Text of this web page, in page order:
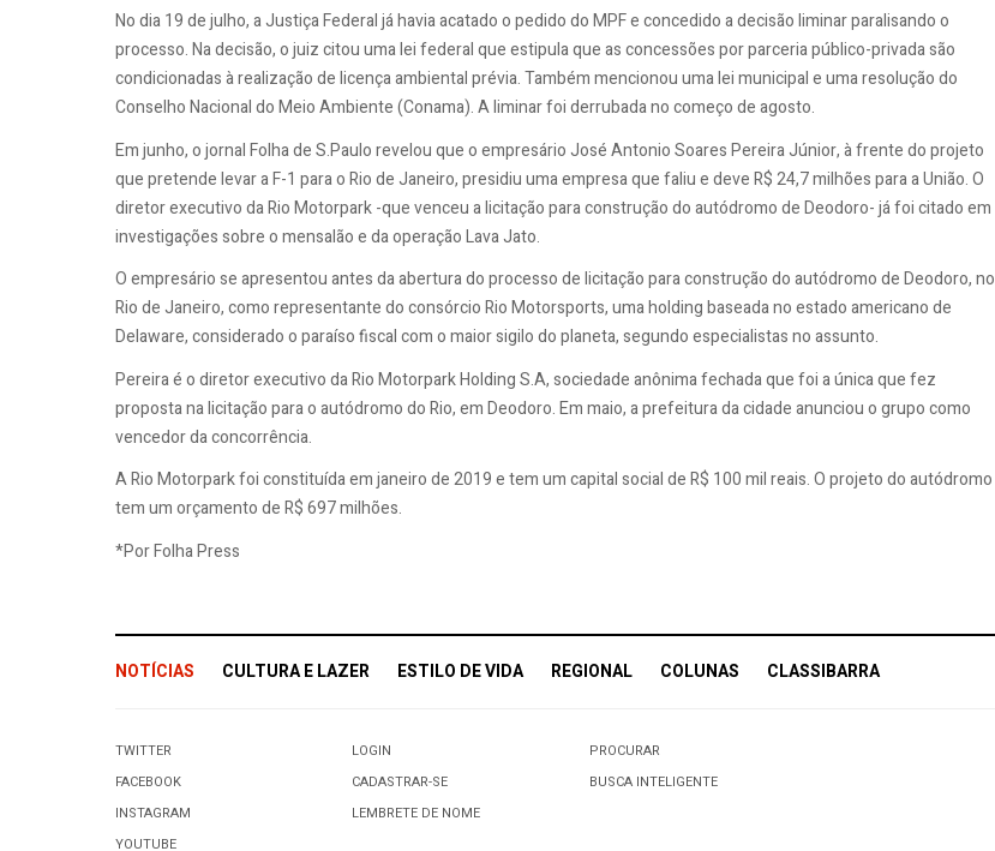
No dia 19 de julho, a Justiça Federal já havia acatado o pedido do MPF e concedido a decisão liminar paralisando o
processo. Na decisão, o juiz citou uma lei federal que estipula que as concessões por parceria público-privada são
condicionadas à realização de licença ambiental prévia. Também mencionou uma lei municipal e uma resolução do
Conselho Nacional do Meio Ambiente (Conama). A liminar foi derrubada no começo de agosto.
Em junho, o jornal Folha de S.Paulo revelou que o empresário José Antonio Soares Pereira Júnior, à frente do projeto
que pretende levar a F-1 para o Rio de Janeiro, presidiu uma empresa que faliu e deve R$ 24,7 milhões para a União. O
diretor executivo da Rio Motorpark -que venceu a licitação para construção do autódromo de Deodoro- já foi citado em
investigações sobre o mensalão e da operação Lava Jato.
O empresário se apresentou antes da abertura do processo de licitação para construção do autódromo de Deodoro, no
Rio de Janeiro, como representante do consórcio Rio Motorsports, uma holding baseada no estado americano de
Delaware, considerado o paraíso fiscal com o maior sigilo do planeta, segundo especialistas no assunto.
Pereira é o diretor executivo da Rio Motorpark Holding S.A, sociedade anônima fechada que foi a única que fez
proposta na licitação para o autódromo do Rio, em Deodoro. Em maio, a prefeitura da cidade anunciou o grupo como
vencedor da concorrência.
A Rio Motorpark foi constituída em janeiro de 2019 e tem um capital social de R$ 100 mil reais. O projeto do autódromo
tem um orçamento de R$ 697 milhões.
*Por Folha Press
NOTÍCIAS CULTURA E LAZER ESTILO DE VIDA REGIONAL COLUNAS CLASSIBARRA
TWITTER
FACEBOOK
INSTAGRAM
YOUTUBE
LOGIN
CADASTRAR-SE
LEMBRETE DE NOME
PROCURAR
BUSCA INTELIGENTE